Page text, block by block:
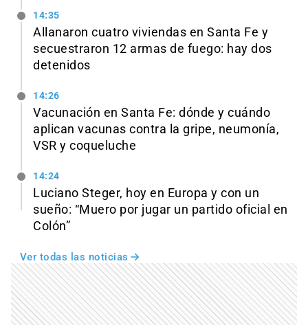
14:35
Allanaron cuatro viviendas en Santa Fe y
secuestraron 12 armas de fuego: hay dos
detenidos
14:26
Vacunación en Santa Fe: dónde y cuándo
aplican vacunas contra la gripe, neumonía,
VSR y coqueluche
14:24
Luciano Steger, hoy en Europa y con un
sueño: “Muero por jugar un partido oficial en
Colón”
Ver todas las noticias